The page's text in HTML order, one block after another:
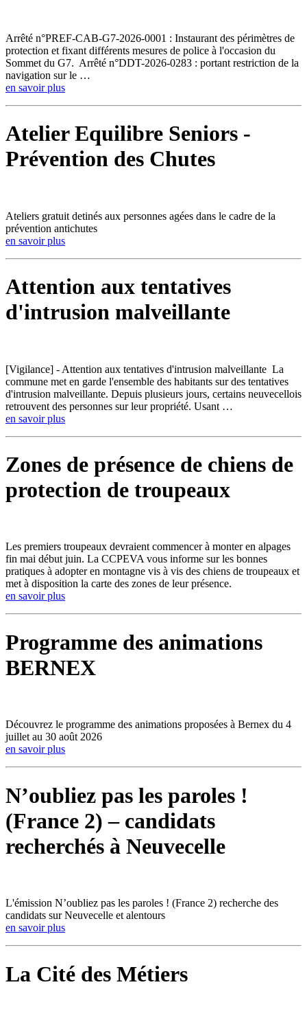
Arrêté n°PREF-CAB-G7-2026-0001 : Instaurant des périmètres de
protection et fixant différents mesures de police à l'occasion du
Sommet du G7. Arrêté n°DDT-2026-0283 : portant restriction de la
navigation sur le …
en savoir plus
Atelier Equilibre Seniors -
Prévention des Chutes
Ateliers gratuit detinés aux personnes agées dans le cadre de la
prévention antichutes
en savoir plus
Attention aux tentatives
d'intrusion malveillante
[Vigilance] - Attention aux tentatives d'intrusion malveillante La
commune met en garde l'ensemble des habitants sur des tentatives
d'intrusion malveillante. Depuis plusieurs jours, certains neuvecellois
retrouvent des personnes sur leur propriété. Usant …
en savoir plus
Zones de présence de chiens de
protection de troupeaux
Les premiers troupeaux devraient commencer à monter en alpages
fin mai début juin. La CCPEVA vous informe sur les bonnes
pratiques à adopter en montagne vis à vis des chiens de troupeaux et
met à disposition la carte des zones de leur présence.
en savoir plus
Programme des animations
BERNEX
Découvrez le programme des animations proposées à Bernex du 4
juillet au 30 août 2026
en savoir plus
N’oubliez pas les paroles !
(France 2) – candidats
recherchés à Neuvecelle
L'émission N’oubliez pas les paroles ! (France 2) recherche des
candidats sur Neuvecelle et alentours
en savoir plus
La Cité des Métiers